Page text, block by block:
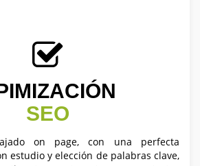
SEO
on page, con una perfecta
estudio y elección de palabras clave,